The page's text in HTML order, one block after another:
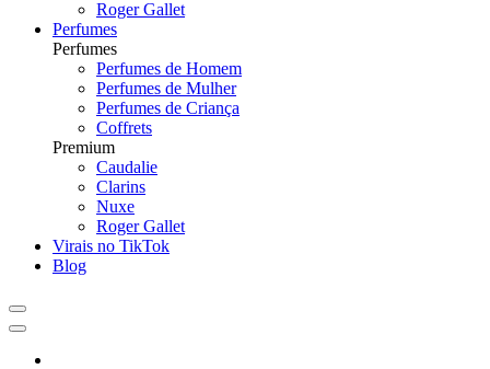
Roger Gallet
Perfumes
Perfumes
Perfumes de Homem
Perfumes de Mulher
Perfumes de Criança
Coffrets
Premium
Caudalie
Clarins
Nuxe
Roger Gallet
Virais no TikTok
Blog